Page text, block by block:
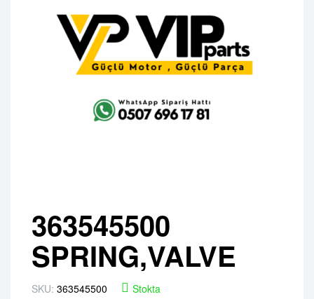
363545500
SPRING,VALVE
SKU: 363545500 Stokta